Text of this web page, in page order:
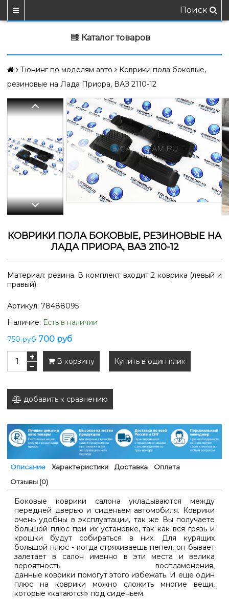
Поиск
Каталог товаров
Тюнинг по моделям авто
Коврики пола боковые,
резиновые на Лада Приора, ВАЗ 2110-12
КОВРИКИ ПОЛА БОКОВЫЕ, РЕЗИНОВЫЕ НА
ЛАДА ПРИОРА, ВАЗ 2110-12
Материал: резина. В комплект входит 2 коврика (левый и
правый).
Артикул: 78488095
Наличие: Есть в наличии
750 руб700 руб
В корзину Купить в один клик
добавить к сравнению
Описание Характеристики Доставка
Оплата
Отзывы (0)
Боковые коврики салона укладываются между
передней дверью и сиденьем автомобиля. Коврики
очень удобны в эксплуатации, так же Вы получаете
большой плюс при их установке, так как вся грязь и
крошки будут собираться в них. Для курящих
большой плюс - когда стряхиваешь пепел, он бывает
залетает в салон именно в эти места и велика
вероятность воспламенения,
данные коврики помогут этого избежать. И еще один
плюс на коврики можно сложить многие вещи,
которые «катаются» под сиденьем.